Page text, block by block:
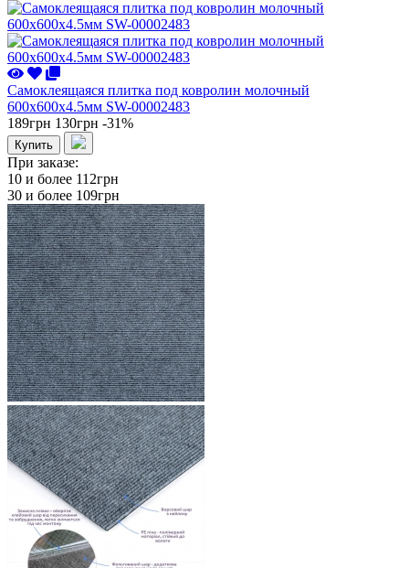
Самоклеящаяся плитка под ковролин молочный
600х600х4.5мм SW-00002483
189грн 130грн -31%
Купить
При заказе:
10 и более 112грн
30 и более 109грн